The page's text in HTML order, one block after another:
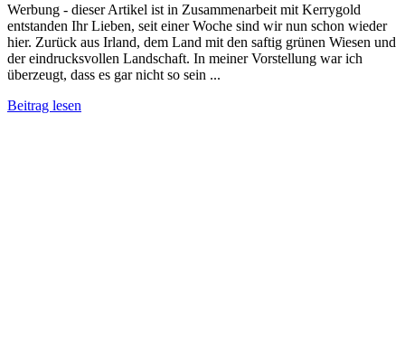
Werbung - dieser Artikel ist in Zusammenarbeit mit Kerrygold
entstanden Ihr Lieben, seit einer Woche sind wir nun schon wieder
hier. Zurück aus Irland, dem Land mit den saftig grünen Wiesen und
der eindrucksvollen Landschaft. In meiner Vorstellung war ich
überzeugt, dass es gar nicht so sein ...
Beitrag lesen